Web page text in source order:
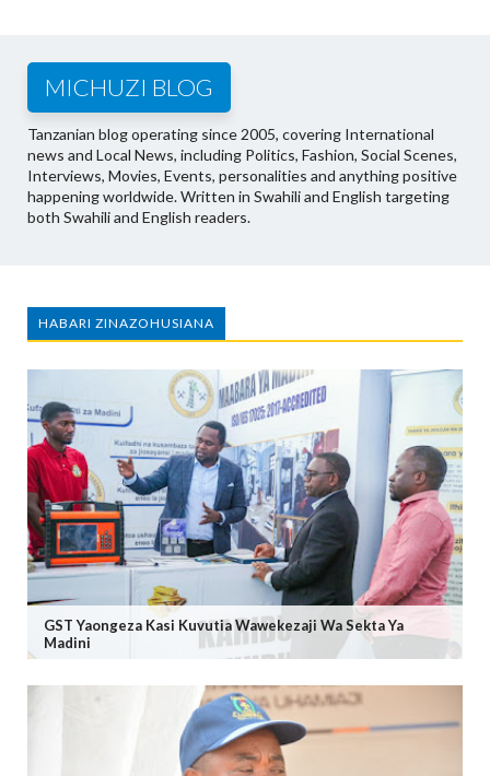
MICHUZI BLOG
Tanzanian blog operating since 2005, covering International
news and Local News, including Politics, Fashion, Social Scenes,
Interviews, Movies, Events, personalities and anything positive
happening worldwide. Written in Swahili and English targeting
both Swahili and English readers.
HABARI ZINAZOHUSIANA
GST Yaongeza Kasi Kuvutia Wawekezaji Wa Sekta Ya
Madini